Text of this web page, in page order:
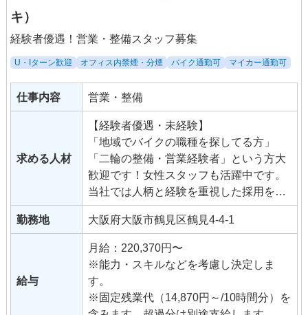
キ）
経験者優遇！営業・整備スタッフ募集
U・Iターン歓迎 オフィス内禁煙・分煙 バイク通勤可 マイカー通勤可
仕事内容 営業・整備
求める人材
【経験者優遇・未経験】
「地域でバイクの職種を探してる方」
「二輪の整備・営業経験者」という方大
歓迎です！女性スタッフも活躍中です。
当社では人柄と経験を重視した採用を行
っていますので、「バイクが好き！」
「営業・整備の仕事をしてみたい！」と
いう意欲のある方をお待ちしておりま
す。
勤務地 大阪府大阪市鶴見区鶴見4-4-1
給与
月給：220,370円〜
※能力・スキルなどを考慮し決定しま
す。
※固定残業代（14,870円～/10時間分）を